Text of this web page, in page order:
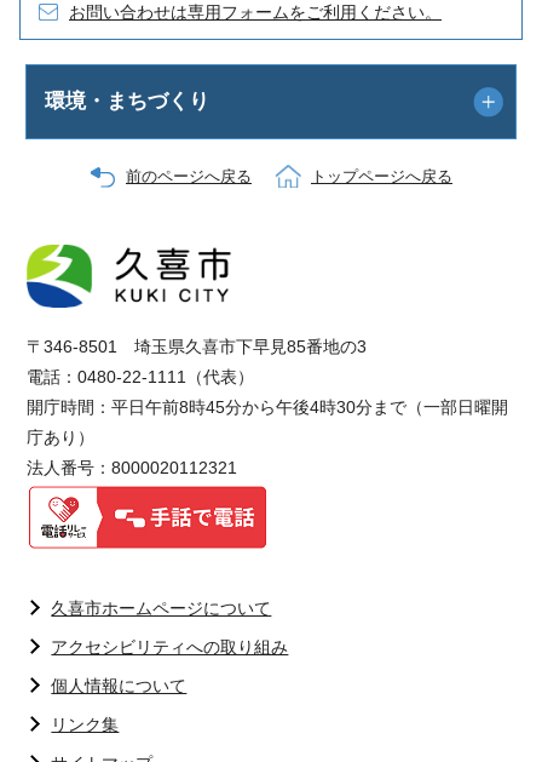
お問い合わせは専用フォームをご利用ください。
環境・まちづくり
前のページへ戻る トップページへ戻る
〒346-8501 埼玉県久喜市下早見85番地の3
電話：0480-22-1111（代表）
開庁時間：平日午前8時45分から午後4時30分まで（一部日曜開
庁あり）
法人番号：8000020112321
久喜市ホームページについて
アクセシビリティへの取り組み
個人情報について
リンク集